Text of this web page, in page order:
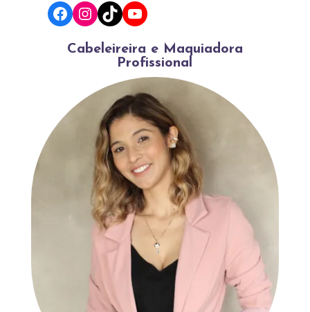
Facebook
Instagram
TikTokYouTube
Cabeleireira e Maquiadora
Profissional